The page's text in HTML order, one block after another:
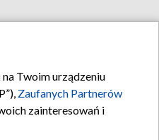
Twoim urządzeniu
Zaufanych Partnerów
zainteresowań i